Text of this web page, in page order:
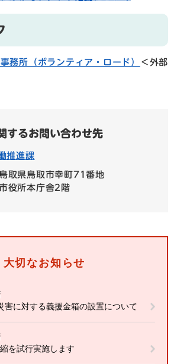
務所（ボランティア・ロード）
＜外部
するお問い合わせ先
推進課
鳥取県鳥取市幸町71番地
役所本庁舎2階
大切なお知らせ
害に対する義援金箱の設置について
を試行実施します